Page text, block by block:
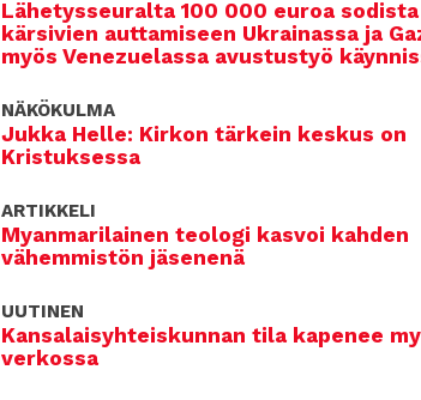
Lähetysseuralta 100 000 euroa sodista
kärsivien auttamiseen Ukrainassa ja
myös Venezuelassa avustustyö
NÄKÖKULMA
Jukka Helle: Kirkon tärkein keskus on
Kristuksessa
ARTIKKELI
Myanmarilainen teologi kasvoi kahden
vähemmistön jäsenenä
UUTINEN
Kansalaisyhteiskunnan tila kapenee
verkossa